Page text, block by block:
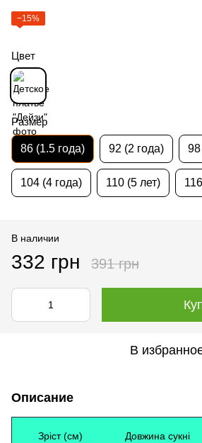
−15%
Цвет
Размер
86 (1.5 года) 92 (2 года) 98
104 (4 года) 110 (5 лет)
В наличии
332 грн 391 грн
В
Описание
Зріст (см) Довжина сукні